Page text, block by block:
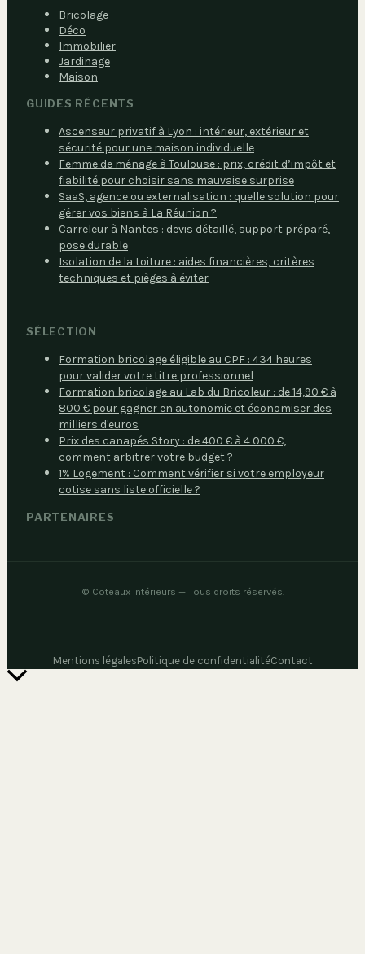
Bricolage
Déco
Immobilier
Jardinage
Maison
GUIDES RÉCENTS
Ascenseur privatif à Lyon : intérieur, extérieur et
sécurité pour une maison individuelle
Femme de ménage à Toulouse : prix, crédit d’impôt et
fiabilité pour choisir sans mauvaise surprise
SaaS, agence ou externalisation : quelle solution pour
gérer vos biens à La Réunion ?
Carreleur à Nantes : devis détaillé, support préparé,
pose durable
Isolation de la toiture : aides financières, critères
techniques et pièges à éviter
SÉLECTION
Formation bricolage éligible au CPF : 434 heures
pour valider votre titre professionnel
Formation bricolage au Lab du Bricoleur : de 14,90 € à
800 € pour gagner en autonomie et économiser des
milliers d'euros
Prix des canapés Story : de 400 € à 4 000 €,
comment arbitrer votre budget ?
1% Logement : Comment vérifier si votre employeur
cotise sans liste officielle ?
PARTENAIRES
© Coteaux Intérieurs — Tous droits réservés.
Mentions légalesPolitique de confidentialitéContact